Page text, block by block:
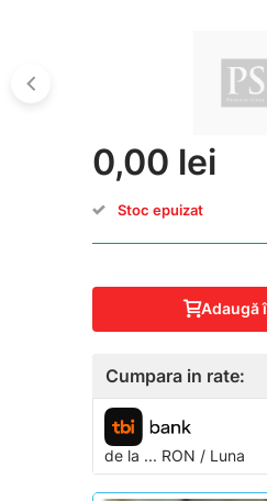
0,00 lei
Stoc epuizat
Adaugă
Cumpara in rate:
de la ... RON / Luna